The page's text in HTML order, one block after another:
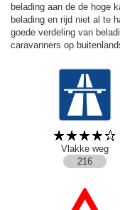
belading aan de de hoge
belading en rijd niet al te
goede verdeling van
caravanners op
Vlakke weg
216